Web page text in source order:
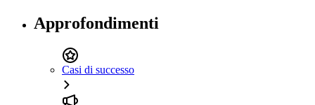
Approfondimenti
Casi di successo